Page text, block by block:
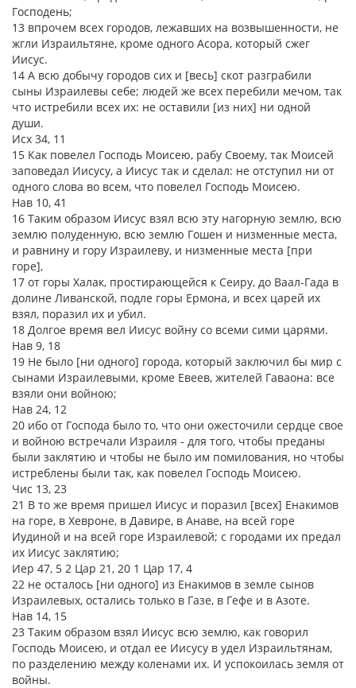
Господень;
13 впрочем всех городов, лежавших на возвышенности, не
жгли Израильтяне, кроме одного Асора, который сжег
Иисус.
14 А всю добычу городов сих и [весь] скот разграбили
сыны Израилевы себе; людей же всех перебили мечом, так
что истребили всех их: не оставили [из них] ни одной
души.
Исх 34, 11
15 Как повелел Господь Моисею, рабу Своему, так Моисей
заповедал Иисусу, а Иисус так и сделал: не отступил ни от
одного слова во всем, что повелел Господь Моисею.
Нав 10, 41
16 Таким образом Иисус взял всю эту нагорную землю, всю
землю полуденную, всю землю Гошен и низменные места,
и равнину и гору Израилеву, и низменные места [при
горе],
17 от горы Халак, простирающейся к Сеиру, до Ваал-Гада в
долине Ливанской, подле горы Ермона, и всех царей их
взял, поразил их и убил.
18 Долгое время вел Иисус войну со всеми сими царями.
Нав 9, 18
19 Не было [ни одного] города, который заключил бы мир с
сынами Израилевыми, кроме Евеев, жителей Гаваона: все
взяли они войною;
Нав 24, 12
20 ибо от Господа было то, что они ожесточили сердце свое
и войною встречали Израиля - для того, чтобы преданы
были заклятию и чтобы не было им помилования, но чтобы
истреблены были так, как повелел Господь Моисею.
Чис 13, 23
21 В то же время пришел Иисус и поразил [всех] Енакимов
на горе, в Хевроне, в Давире, в Анаве, на всей горе
Иудиной и на всей горе Израилевой; с городами их предал
их Иисус заклятию;
Иер 47, 5 2 Цар 21, 20 1 Цар 17, 4
22 не осталось [ни одного] из Енакимов в земле сынов
Израилевых, остались только в Газе, в Гефе и в Азоте.
Нав 14, 15
23 Таким образом взял Иисус всю землю, как говорил
Господь Моисею, и отдал ее Иисусу в удел Израильтянам,
по разделению между коленами их. И успокоилась земля от
войны.